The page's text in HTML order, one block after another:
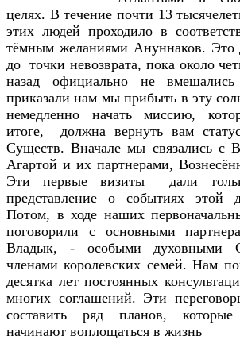
целях. В течение почти 13
этих людей проходило в
тёмным желаниями Ануннаков. Это
до точки невозврата, пока около
назад официально не
приказали нам мы прибыть в эту
немедленно начать миссию,
итоге, должна вернуть вам
Существ. Вначале мы связались с
Агартой и их партнерами,
Эти первые визиты дали
представление о событиях этой
Потом, в ходе наших
поговорили с основными
Владык, - особыми духовными
членами королевских семей. Нам
десятка лет постоянных
многих соглашений. Эти
составить ряд планов,
начинают воплощаться в жизнь